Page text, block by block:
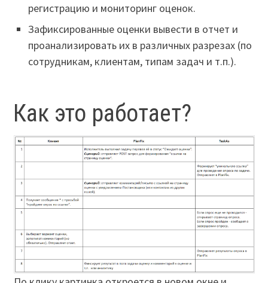
регистрацию и мониторинг оценок.
Зафиксированные оценки вывести в отчет и
проанализировать их в различных разрезах (по
сотрудникам, клиентам, типам задач и т.п.).
Как это работает?